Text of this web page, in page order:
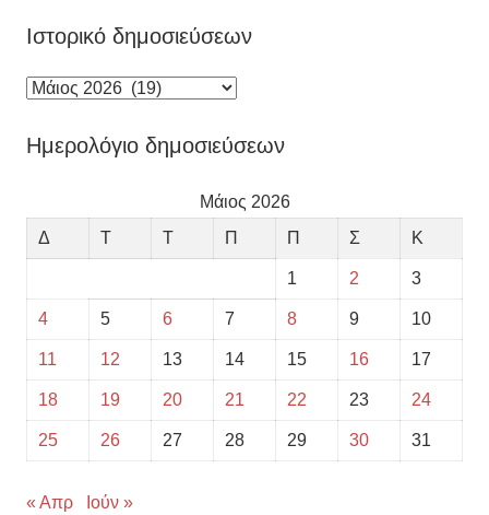
Ιστορικό δημοσιεύσεων
Ιστορικό
Ημερολόγιο δημοσιεύσεων
Μάιος 2026
Δ
Τ Τ Π Π Σ Κ
1 2 3
4 5 6 7 8 9 10
11 12 13 14 15 16 17
18 19 20 21 22 23 24
25 26 27 28 29 30 31
« Απρ Ιούν »